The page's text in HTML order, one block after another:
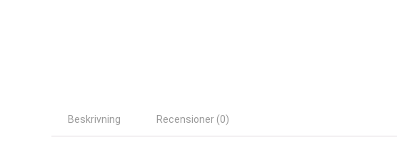
Beskrivning Recensioner (0)